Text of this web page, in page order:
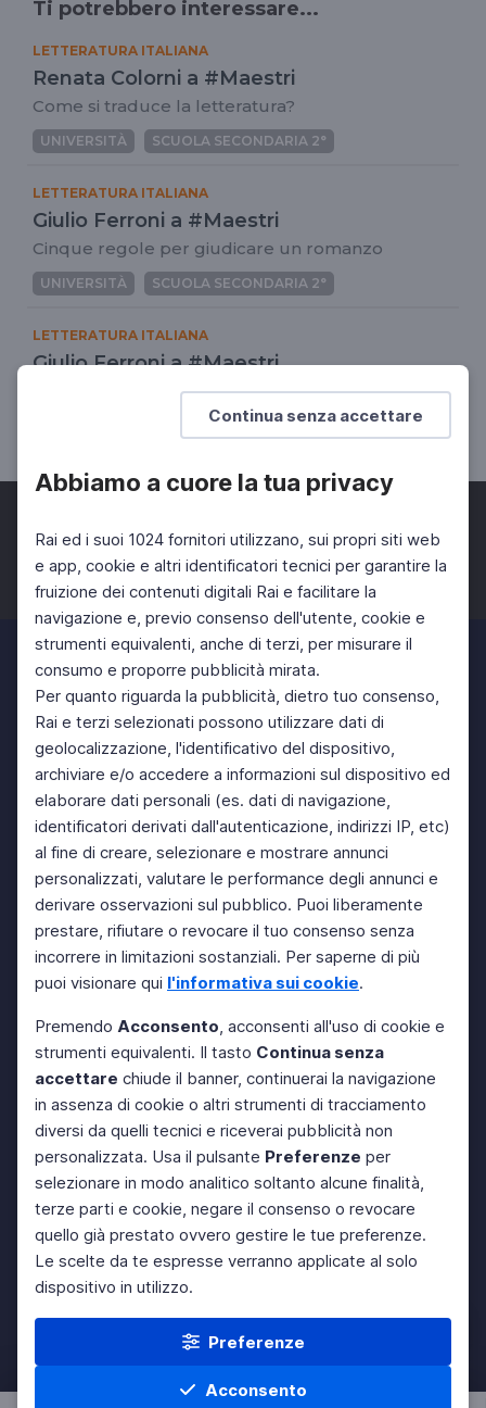
Continua senza accettare
Abbiamo a cuore la tua privacy
Rai ed i suoi 1024 fornitori utilizzano, sui propri siti web
e app, cookie e altri identificatori tecnici per garantire la
fruizione dei contenuti digitali Rai e facilitare la
navigazione e, previo consenso dell'utente, cookie e
strumenti equivalenti, anche di terzi, per misurare il
consumo e proporre pubblicità mirata.
Per quanto riguarda la pubblicità, dietro tuo consenso,
Rai e terzi selezionati possono utilizzare dati di
geolocalizzazione, l'identificativo del dispositivo,
archiviare e/o accedere a informazioni sul dispositivo ed
elaborare dati personali (es. dati di navigazione,
identificatori derivati dall'autenticazione, indirizzi IP, etc)
al fine di creare, selezionare e mostrare annunci
personalizzati, valutare le performance degli annunci e
derivare osservazioni sul pubblico. Puoi liberamente
prestare, rifiutare o revocare il tuo consenso senza
incorrere in limitazioni sostanziali. Per saperne di più
puoi visionare qui l'informativa sui cookie.
Premendo Acconsento, acconsenti all'uso di cookie e
strumenti equivalenti. Il tasto Continua senza
accettare chiude il banner, continuerai la navigazione
in assenza di cookie o altri strumenti di tracciamento
diversi da quelli tecnici e riceverai pubblicità non
personalizzata. Usa il pulsante Preferenze per
selezionare in modo analitico soltanto alcune finalità,
terze parti e cookie, negare il consenso o revocare
quello già prestato ovvero gestire le tue preferenze.
Le scelte da te espresse verranno applicate al solo
dispositivo in utilizzo.
Preferenze
Acconsento
Ti potrebbero interessare...
LETTERATURA ITALIANA
Renata Colorni a #Maestri
Come si traduce la letteratura?
UNIVERSITÀ SCUOLA SECONDARIA 2°
LETTERATURA ITALIANA
Giulio Ferroni a #Maestri
Cinque regole per giudicare un romanzo
UNIVERSITÀ SCUOLA SECONDARIA 2°
LETTERATURA ITALIANA
Giulio Ferroni a #Maestri
Avventura e viaggio nella letteratura italiana
SCUOLA SECONDARIA 2°
Facebook Twitter Instagram